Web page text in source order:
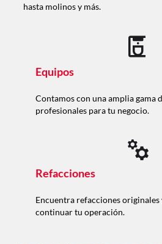
hasta molinos y más.
Equipos
Contamos con una amplia gama
profesionales para tu negocio.
Refacciones
Encuentra refacciones originales
continuar tu operación.